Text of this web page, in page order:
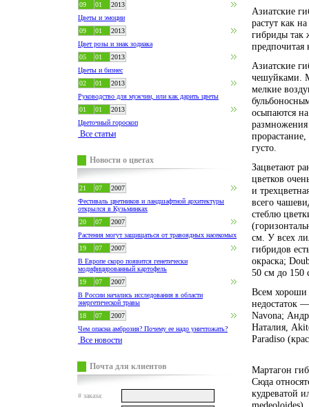
09 01
2013
Цветы и эмоции
09
01
2013
Цвет розы и знак зодиака
05
01
2013
Цветы и бизнес
02
01
2013
Руководство для мужчин, или как дарить цветы
01
01
2013
Цветочный гороскоп
Все статьи
Новости о цветах
21 07
2007
Фестиваль цветников и ландшафтной архитектуры
открылся в Кузьминках
20
07
2007
Растения могут защищаться от травоядных насекомых
19
07
2007
В Европе скоро появится генетически
модифицированный картофель
19
07
2007
В России начались исследования в области
энергетической травы
18
07
2007
Чем опасна амброзия? Почему ее надо уничтожать?
Все новости
Почта для клиентов
# заказа:
Азиатские
растут как
гибриды так
Азиатские
чешуйками.
мелкие
осыпаются
густо.
Зацветают
цветков
и
всего
стеблю
см. У всех
гибридов
окраска;
50 см до 150
Всем хороши
недостаток
Navona;
Наталия,
Paradiso
Мартагон
Сюда
кудреватой